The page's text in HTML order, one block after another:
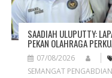
SAADIAH ULUPUTTY:
PEKAN OLAHRAGA
07/08/2026
SEMANGAT PENGABDIAN